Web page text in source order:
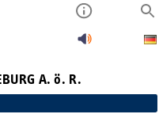
A. ö. R.